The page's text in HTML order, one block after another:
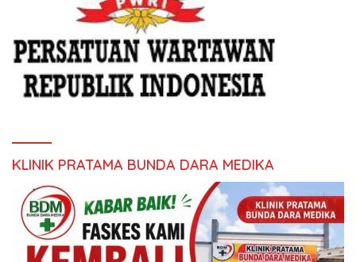
KLINIK PRATAMA BUNDA DARA MEDIKA